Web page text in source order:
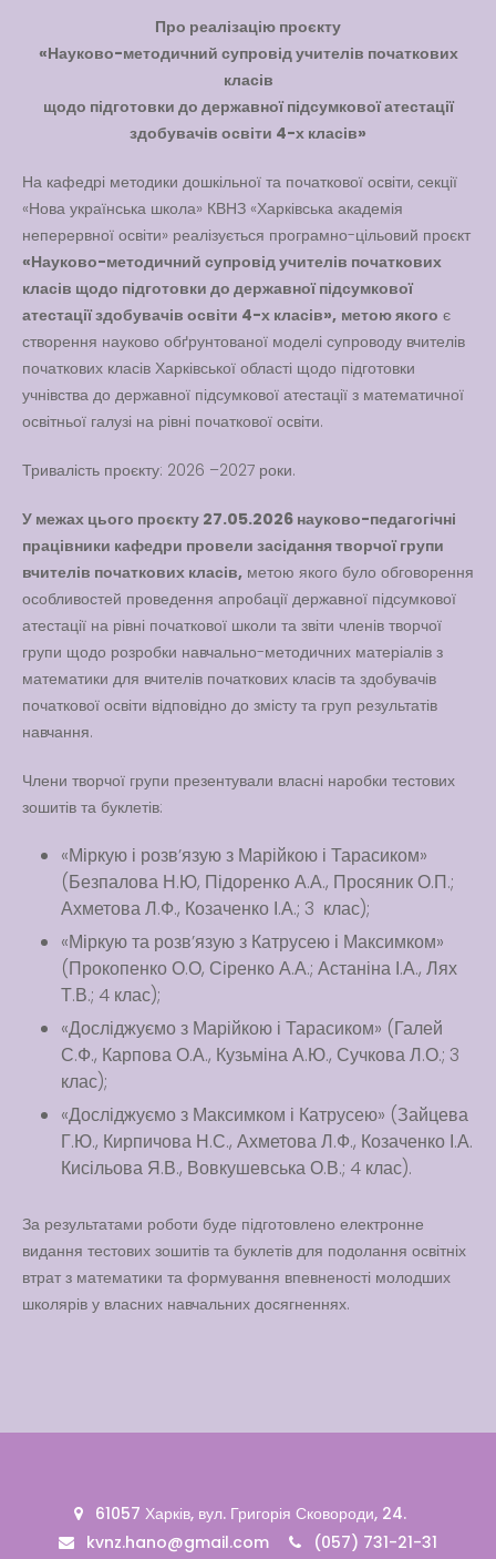
Вакансії
Вакансії,Публічна
Читати далі
Про реалізацію проєкту
«Науково-методичний супровід учителів початкових
класів
щодо підготовки до державної підсумкової атестації
здобувачів освіти 4-х класів»
На кафедрі методики дошкільної та початкової освіти, секції
«Нова українська школа» КВНЗ «Харківська академія
неперервної освіти» реалізується програмно-цільовий проєкт
«Науково-методичний супровід учителів початкових
класів щодо підготовки до державної підсумкової
атестації здобувачів освіти 4-х класів», метою якого є
створення науково обґрунтованої моделі супроводу вчителів
початкових класів Харківської області щодо підготовки
учнівства до державної підсумкової атестації з математичної
освітньої галузі на рівні початкової освіти.
Тривалість проєкту: 2026 –2027 роки.
У межах цього проєкту 27.05.2026 науково-педагогічні
працівники кафедри провели засідання творчої групи
вчителів початкових класів, метою якого було обговорення
особливостей проведення апробації державної підсумкової
атестації на рівні початкової школи та звіти членів творчої
групи щодо розробки навчально-методичних матеріалів з
математики для вчителів початкових класів та здобувачів
початкової освіти відповідно до змісту та груп результатів
навчання.
Члени творчої групи презентували власні наробки тестових
зошитів та буклетів:
«Міркую і розв’язую з Марійкою і Тарасиком»
(Безпалова Н.Ю, Підоренко А.А., Просяник О.П.;
Ахметова Л.Ф., Козаченко І.А.; 3 клас);
«Міркую та розв’язую з Катрусею і Максимком»
(Прокопенко О.О, Сіренко А.А.; Астаніна І.А., Лях
Т.В.; 4 клас);
«Досліджуємо з Марійкою і Тарасиком» (Галей
С.Ф., Карпова О.А., Кузьміна А.Ю., Сучкова Л.О.; 3
клас);
«Досліджуємо з Максимком і Катрусею» (Зайцева
Г.Ю., Кирпичова Н.С., Ахметова Л.Ф., Козаченко І.А.
Кисільова Я.В., Вовкушевська О.В.; 4 клас).
За результатами роботи буде підготовлено електронне
видання тестових зошитів та буклетів для подолання освітніх
втрат з математики та формування впевненості молодших
школярів у власних навчальних досягненнях.
61057 Харків, вул. Григорія Сковороди, 24.
kvnz.hano@gmail.com
(057) 731-21-31